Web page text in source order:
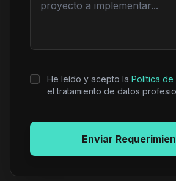
He leído y acepto la Política de
el tratamiento de datos
Enviar